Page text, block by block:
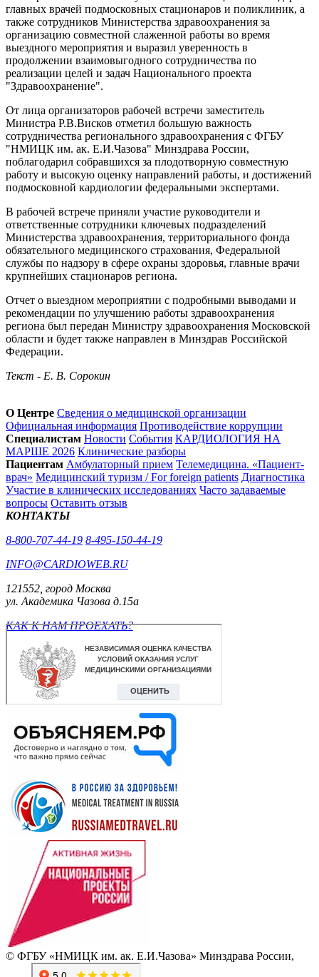
главных врачей подмосковных стационаров и поликлиник, а
также сотрудников Министерства здравоохранения за
организацию совместной слаженной работы во время
выездного мероприятия и выразил уверенность в
продолжении взаимовыгодного сотрудничества по
реализации целей и задач Национального проекта
"Здравоохранение".
От лица организаторов рабочей встречи заместитель
Министра Р.В.Висков отметил большую важность
сотрудничества регионального здравоохранения с ФГБУ
"НМИЦК им. ак. Е.И.Чазова" Минздрава России,
поблагодарил собравшихся за плодотворную совместную
работу и высокую оценку направлений работы, и достижений
подмосковной кардиологии федеральными экспертами.
В рабочей встрече приняли участие руководители и
ответственные сотрудники ключевых подразделений
Министерства здравоохранения, территориального фонда
обязательного медицинского страхования, Федеральной
службы по надзору в сфере охраны здоровья, главные врачи
крупнейших стационаров региона.
Отчет о выездном мероприятии с подробными выводами и
рекомендации по улучшению работы здравоохранения
региона был передан Министру здравоохранения Московской
области и будет также направлен в Минздрав Российской
Федерации.
Текст - Е. В. Сорокин
О Центре Сведения о медицинской организации
Официальная информация Противодействие коррупции
Специалистам Новости События КАРДИОЛОГИЯ НА
МАРШЕ 2026 Клинические разборы
Пациентам Амбулаторный прием Телемедицина. «Пациент-
врач» Медицинский туризм / For foreign patients Диагностика
Участие в клинических исследованиях Часто задаваемые
вопросы Оставить отзыв
КОНТАКТЫ
8-800-707-44-19 8-495-150-44-19
INFO@CARDIOWEB.RU
121552, город Москва
ул. Академика Чазова д.15а
КАК К НАМ ПРОЕХАТЬ?
© ФГБУ «НМИЦК им. ак. Е.И.Чазова» Минздрава России,